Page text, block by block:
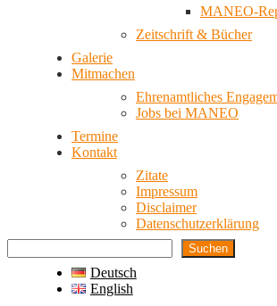
MANEO-
Zeitschrift & Bücher
Galerie
Mitmachen
Ehrenamtliches
Jobs bei MANEO
Termine
Kontakt
Zitate
Impressum
Disclaimer
Datenschutzerklärung
Suchen
Deutsch
English